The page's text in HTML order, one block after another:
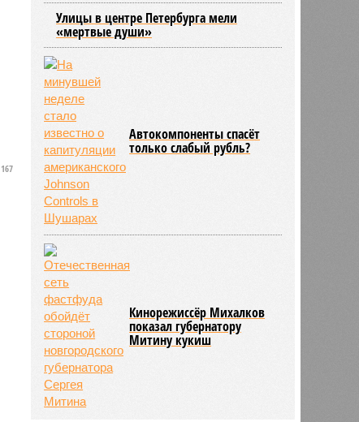
167
Улицы в центре Петербурга мели
«мертвые души»
Автокомпоненты спасёт
только слабый рубль?
Кинорежиссёр Михалков
показал губернатору
Митину кукиш